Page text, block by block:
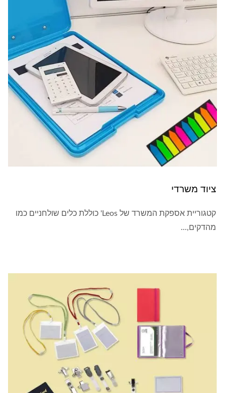
ציוד משרדי
קטגוריית אספקת המשרד של Leos' כוללת כלים שולחניים כמו
מהדקים,...